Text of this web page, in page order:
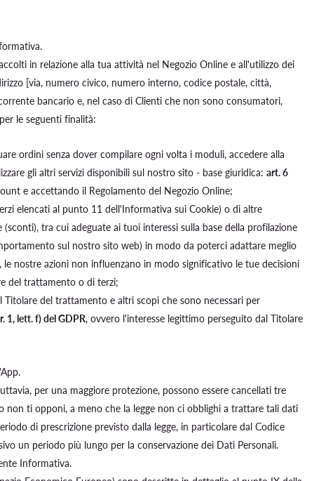
in relazione alla tua attività nel Negozio Online e all'utilizzo dei
[via, numero civico, numero interno, codice postale, città,
bancario e, nel caso di Clienti che non sono consumatori,
le seguenti finalità:
ordini senza dover compilare ogni volta i moduli, accedere alla
gli altri servizi disponibili sul nostro sito - base giuridica: art. 6
e accettando il Regolamento del Negozio Online;
elencati al punto 11 dell'Informativa sui Cookie) o di altre
tra cui adeguate ai tuoi interessi sulla base della profilazione
sul nostro sito web) in modo da poterci adattare meglio
nostre azioni non influenzano in modo significativo le tue decisioni
del trattamento o di terzi;
del trattamento e altri scopi che sono necessari per
1, lett. f) del GDPR, ovvero l'interesse legittimo perseguito dal Titolare
per una maggiore protezione, possono essere cancellati tre
ti opponi, a meno che la legge non ci obblighi a trattare tali dati
di prescrizione previsto dalla legge, in particolare dal Codice
un periodo più lungo per la conservazione dei Dati Personali.
Informativa.